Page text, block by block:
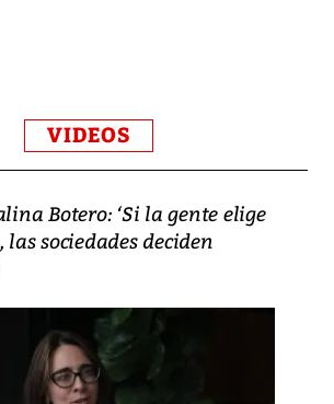
VIDEOS
Botero: ‘Si la gente elige
sociedades deciden